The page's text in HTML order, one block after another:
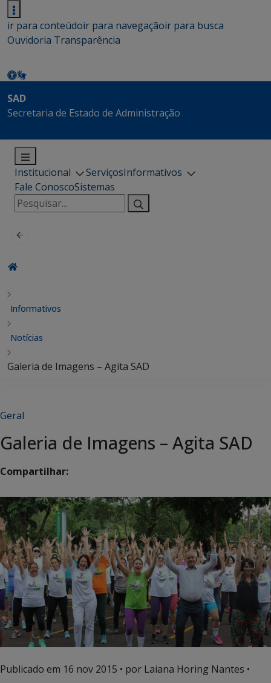
ir para conteúdoir para navegaçãoir para busca
Ouvidoria Transparência
SAD
Secretaria de Estado de Administração
Institucional ServiçosInformativos
Fale ConoscoSistemas
Pesquisar
por:
Informativos
Notícias
Galeria de Imagens – Agita SAD
Geral
Galeria de Imagens – Agita SAD
Compartilhar:
Publicado em 16 nov 2015 • por Laiana Horing Nantes •